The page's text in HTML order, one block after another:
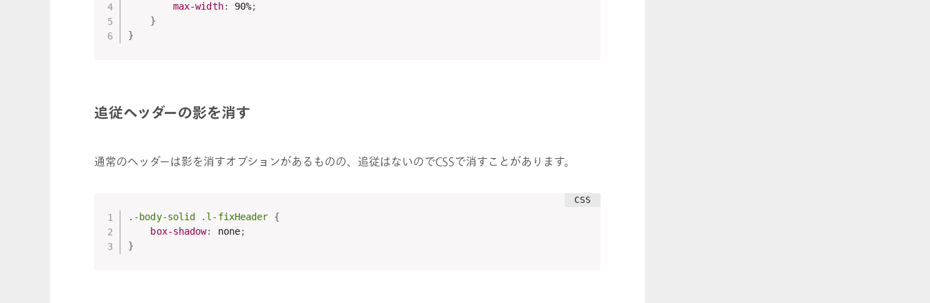
max-width: 90%;
}
}
追従ヘッダーの影を消す
通常のヘッダーは影を消すオプションがあるものの、追従はないのでCSSで消すことがあります。
.-body-solid .l-fixHeader
{
box-shadow: none;
}